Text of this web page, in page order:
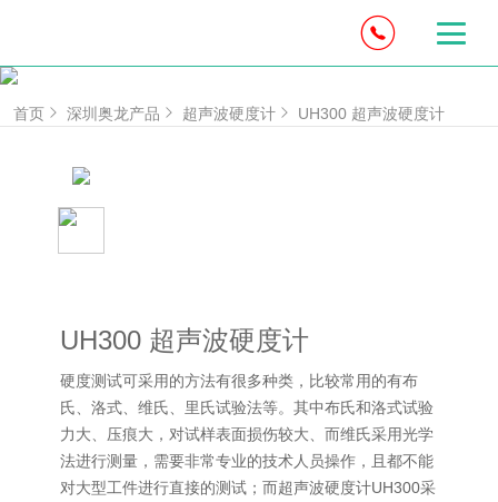
首页 深圳奥龙产品 超声波硬度计 UH300 超声波硬度计
UH300 超声波硬度计
硬度测试可采用的方法有很多种类，比较常用的有布
氏、洛式、维氏、里氏试验法等。其中布氏和洛式试验
力大、压痕大，对试样表面损伤较大、而维氏采用光学
法进行测量，需要非常专业的技术人员操作，且都不能
对大型工件进行直接的测试；而超声波硬度计UH300采